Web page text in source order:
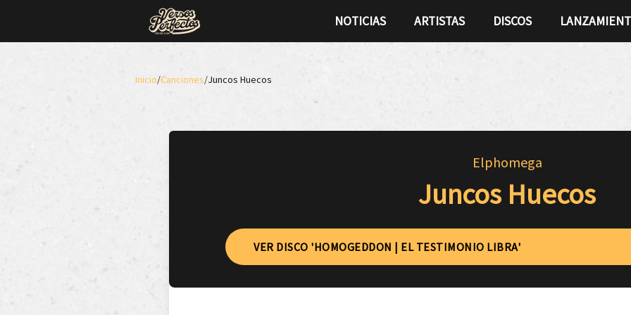
NOTICIAS ARTISTAS DISCOS
Inicio/Canciones/Juncos Huecos
Elphomega
Juncos Huecos
VER DISCO 'HOMOGEDDON | EL TESTIMONIO LIBRA'